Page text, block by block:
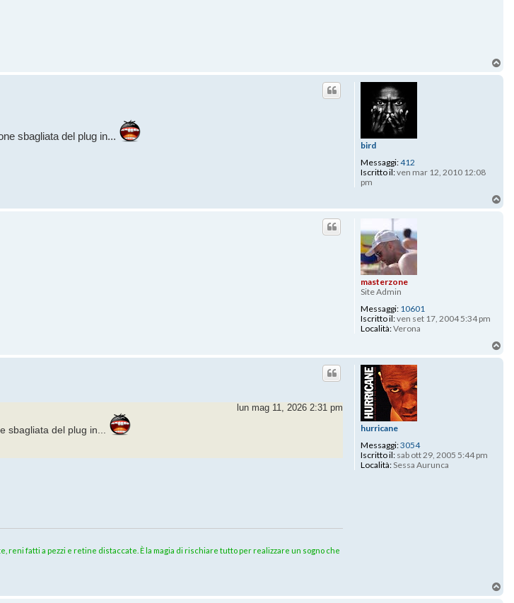
bird
Messaggi:412
Iscritto il:ven mar 12, 2010 12:08
pm
sbagliata del plug in...
masterzone
Site Admin
Messaggi: 10601
Iscritto il:ven set 17, 2004 5:34 pm
Località:Verona
hurricane
Messaggi:3054
Iscritto il: sab ott 29, 2005 5:44 pm
Località:Sessa Aurunca
lun mag 11, 2026 2:31 pm
sbagliata del plug in...
reni fatti a pezzi e retine distaccate. È la magia di rischiare tutto per realizzare un sogno che